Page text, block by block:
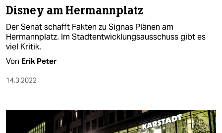
Disney am Hermannplatz
Der Senat schafft Fakten zu Signas Plänen am
Hermannplatz. Im Stadtentwicklungsausschuss gibt es
viel Kritik.
Von Erik Peter
14.3.2022